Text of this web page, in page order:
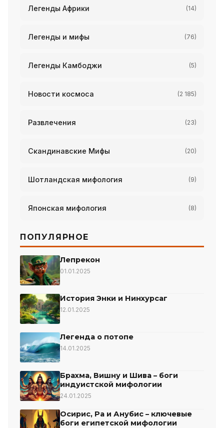
Легенды Африки (14)
Легенды и мифы (76)
Легенды Камбоджи (5)
Новости космоса (2 185)
Развлечения (23)
Скандинавские Мифы (20)
Шотландская мифология (9)
Японская мифология (8)
ПОПУЛЯРНОЕ
Лепрекон
01.01.2025
История Энки и Нинхурсаг
12.01.2025
Легенда о потопе
14.01.2025
Брахма, Вишну и Шива – боги
индуистской мифологии
24.01.2025
Осирис, Ра и Анубис – ключевые
боги египетской мифологии